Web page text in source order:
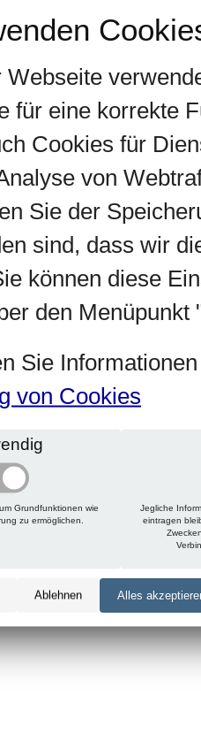
Webseite
für eine korrekte
Cookies für
von
Sie der
sind, dass wir
können diese
den Menüpunkt
Sie
von Cookies
Grundfunktionen wie
zu ermöglichen.
Jegliche
eintragen
Ablehnen Alles